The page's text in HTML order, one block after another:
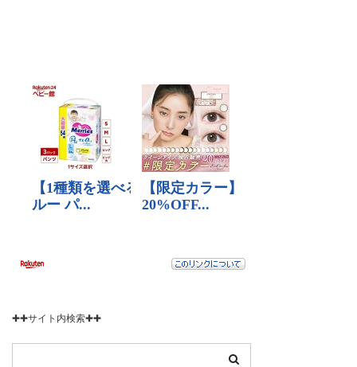
✚✚サイト内検索✚✚